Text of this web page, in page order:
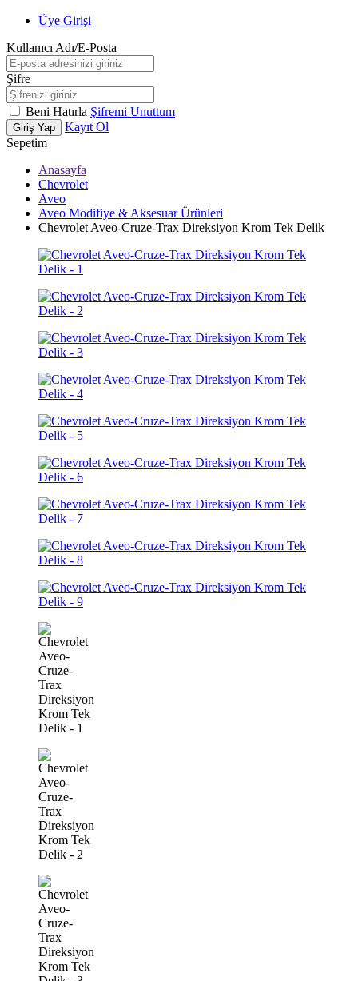
Üye Girişi
Kullanıcı Adı/E-Posta
Şifre
Beni Hatırla Şifremi Unuttum
Giriş Yap
Kayıt Ol
Sepetim
Anasayfa
Chevrolet
Aveo
Aveo Modifiye & Aksesuar Ürünleri
Chevrolet Aveo-Cruze-Trax Direksiyon Krom Tek Delik